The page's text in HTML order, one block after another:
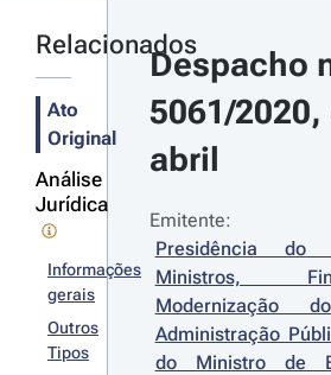
Relacionados
Ato
Original
Análise
Jurídica
Informações
gerais
Outros
Tipos
Despacho
5061/2020,
abril
Emitente:
Presidência do
Ministros,
Modernização
Administração
do Ministro de